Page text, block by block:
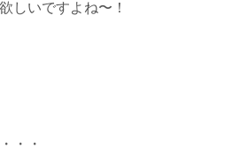
しいですよね〜！
・・